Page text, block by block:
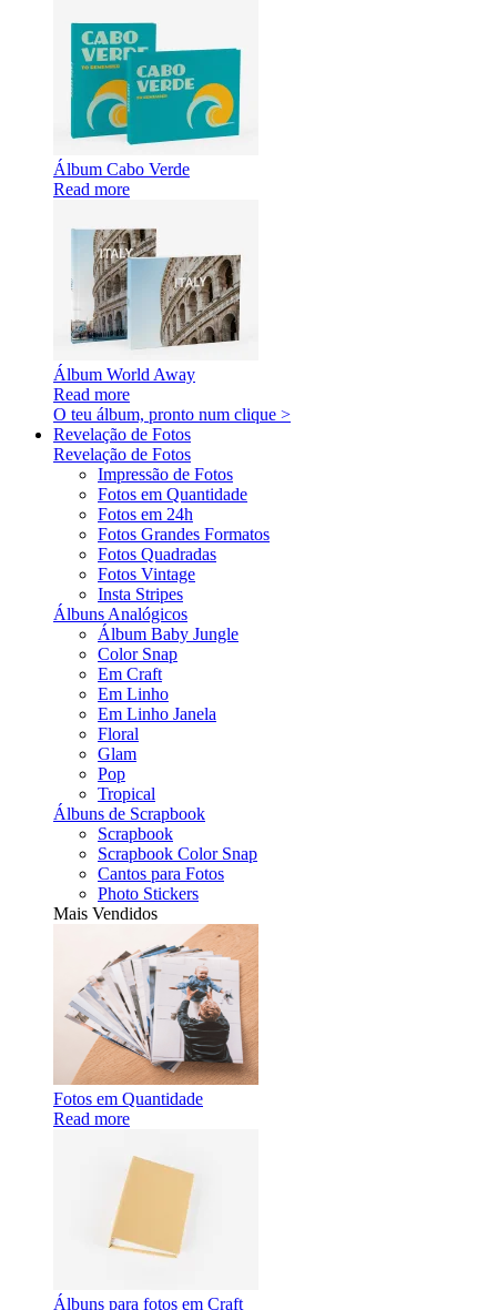
Álbum Cabo Verde
Read more
Álbum World Away
Read more
O teu álbum, pronto num clique >
Revelação de Fotos
Revelação de Fotos
Impressão de Fotos
Fotos em Quantidade
Fotos em 24h
Fotos Grandes Formatos
Fotos Quadradas
Fotos Vintage
Insta Stripes
Álbuns Analógicos
Álbum Baby Jungle
Color Snap
Em Craft
Em Linho
Em Linho Janela
Floral
Glam
Pop
Tropical
Álbuns de Scrapbook
Scrapbook
Scrapbook Color Snap
Cantos para Fotos
Photo Stickers
Mais Vendidos
Fotos em Quantidade
Read more
Álbuns para fotos em Craft